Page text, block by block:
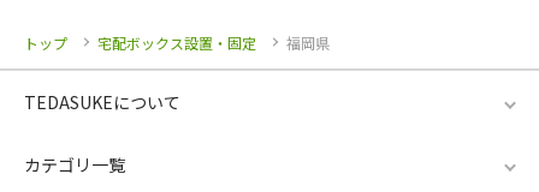
トップ 宅配ボックス設置・固定 福岡県
TEDASUKEについて
カテゴリ一覧